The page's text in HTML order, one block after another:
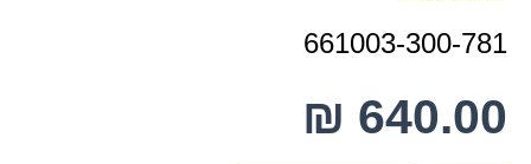
661003-300-781
₪ 640.00